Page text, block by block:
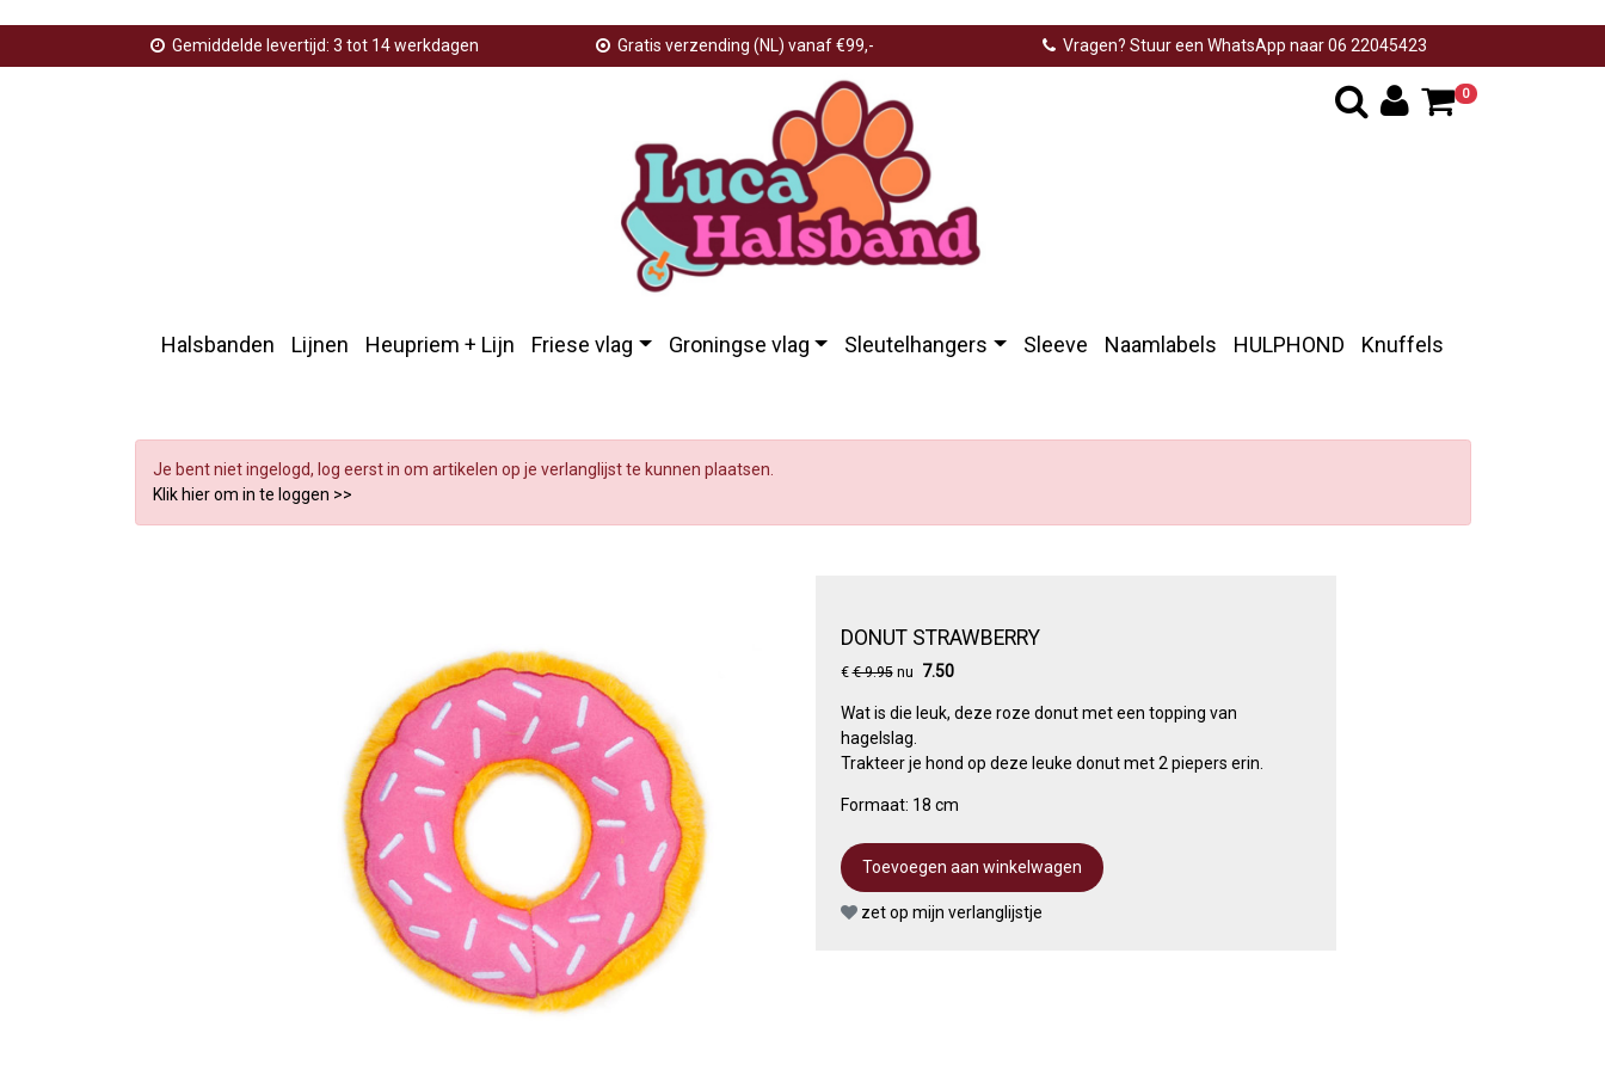
Gemiddelde levertijd: 3 tot 14 werkdagen Gratis verzending (NL) vanaf €99,- Vragen? Stuur een WhatsApp naar 06 22045423
0
Halsbanden Lijnen Heupriem + Lijn Friese vlag Groningse vlag Sleutelhangers Sleeve Naamlabels HULPHOND Knuffels
Je bent niet ingelogd, log eerst in om artikelen op je verlanglijst te kunnen plaatsen.
Klik hier om in te loggen >>
DONUT STRAWBERRY
€€ 9.95nu 7.50
Wat is die leuk, deze roze donut met een topping van
hagelslag.
Trakteer je hond op deze leuke donut met 2 piepers erin.
Formaat: 18 cm
zet op mijn verlanglijstje